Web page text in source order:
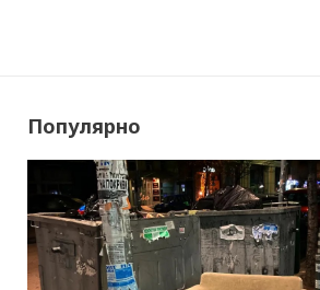
Популярно